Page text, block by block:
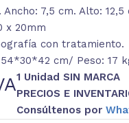
7,5 cm. Alto: 12,5
x 20mm
con tratamiento.
cm/ Peso: 17
1 Unidad SIN MARCA
PRECIOS E
Consúltenos por